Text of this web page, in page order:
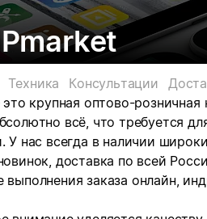
Техника Консультации
это крупная оптово-
всё, что требуется
У нас всегда в наличии
доставка по всей
выполнения заказа онлайн,